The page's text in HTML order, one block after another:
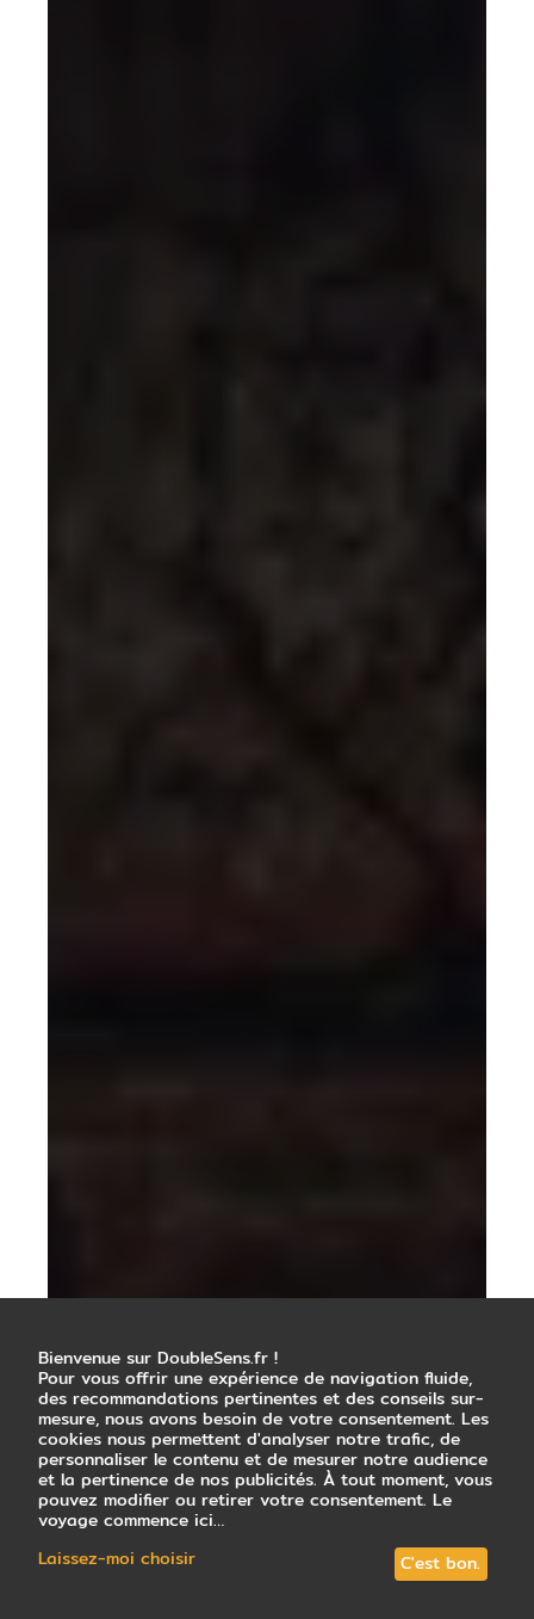
Bienvenue sur DoubleSens.fr !
Pour vous offrir une expérience de navigation fluide,
des recommandations pertinentes et des conseils sur-
mesure, nous avons besoin de votre consentement. Les
cookies nous permettent d'analyser notre trafic, de
personnaliser le contenu et de mesurer notre audience
et la pertinence de nos publicités. À tout moment, vous
pouvez modifier ou retirer votre consentement. Le
voyage commence ici…
Laissez-moi choisir
C'est bon.